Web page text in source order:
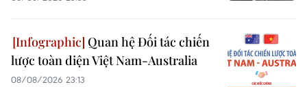
Quan hệ Đối tác chiến
lược toàn diện Việt Nam-Australia
08/08/2026 23:13